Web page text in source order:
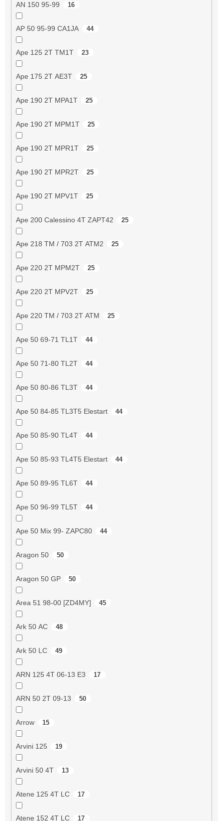
AN 150 95-99 16
AP 50 95-99 CA1JA 44
Ape 125 2T TM1T 23
Ape 175 2T AE3T 25
Ape 190 2T MPA1T 25
Ape 190 2T MPM1T 25
Ape 190 2T MPR1T 25
Ape 190 2T MPR2T 25
Ape 190 2T MPV1T 25
Ape 200 Calessino 4T ZAPT42 25
Ape 218 TM / 703 2T ATM2 25
Ape 220 2T MPM2T 25
Ape 220 2T MPV2T 25
Ape 220 TM / 703 2T ATM 25
Ape 50 69-71 TL1T 44
Ape 50 71-80 TL2T 44
Ape 50 80-86 TL3T 44
Ape 50 84-85 TL3T5 Elestart 44
Ape 50 85-90 TL4T 44
Ape 50 85-93 TL4T5 Elestart 44
Ape 50 89-95 TL6T 44
Ape 50 96-99 TL5T 44
Ape 50 Mix 99- ZAPC80 44
Aragon 50 50
Aragon 50 GP 50
Area 51 98-00 [ZD4MY] 45
Ark 50 AC 48
Ark 50 LC 49
ARN 125 4T 06-13 E3 17
ARN 50 2T 09-13 50
Arrow 15
Arvini 125 19
Arvini 50 4T 13
Atene 125 4T LC 17
Atene 152 4T LC 17